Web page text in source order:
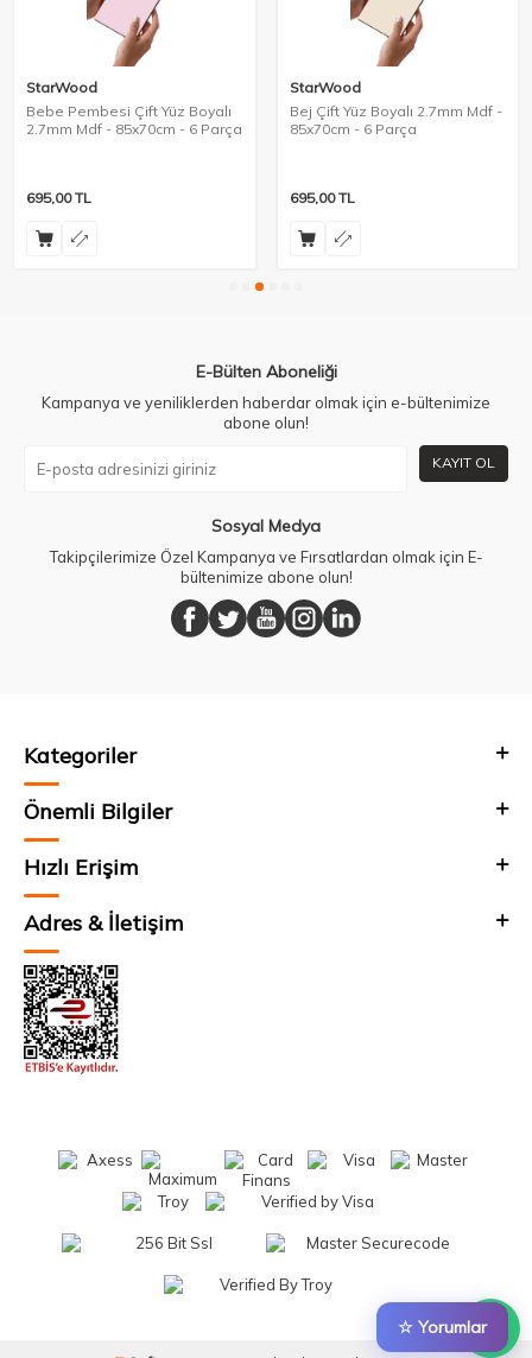
☆ Yorumlar
StarWood
Bebe Pembesi Çift Yüz Boyalı
2.7mm Mdf - 85x70cm - 6 Parça
695,00TL
StarWood
Bej Çift Yüz Boyalı 2.7mm Mdf -
85x70cm - 6 Parça
695,00TL
E-Bülten Aboneliği
Kampanya ve yeniliklerden haberdar olmak için e-bültenimize
abone olun!
KAYIT OL
Sosyal Medya
Takipçilerimize Özel Kampanya ve Fırsatlardan olmak için E-
bültenimize abone olun!
Kategoriler
Önemli Bilgiler
Hızlı Erişim
Adres & İletişim